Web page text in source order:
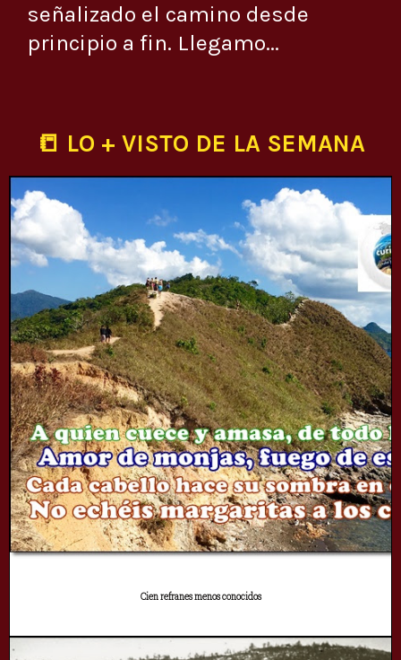
señalizado el camino desde
principio a fin. Llegamo...
📒 LO + VISTO DE LA SEMANA
Cien refranes menos conocidos